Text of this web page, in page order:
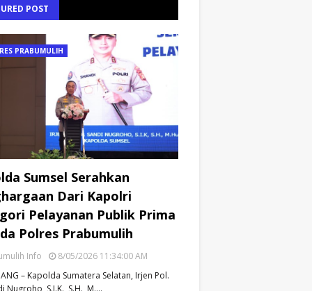
POST
PRABUMULIH
Sumsel Serahkan
Dari Kapolri
Pelayanan Publik Prima
Polres Prabumulih
Info
8/05/2026 11:34:00 AM
– Kapolda Sumatera Selatan, Irjen Pol.
Nugroho, S.I.K., S.H., M.…